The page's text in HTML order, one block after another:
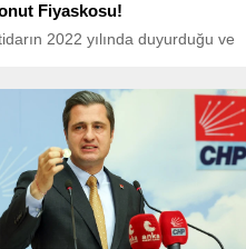
Fiyaskosu!
2022 yılında duyurduğu ve
‘İlk Evim’, ‘İlk İşyerim’
büyük hayal kırıklığı